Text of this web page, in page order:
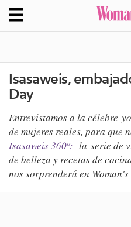
Isasaweis,
Day
Entrevistamos a la célebre
de mujeres reales, para que
Isasaweis 360º: la serie de
de belleza y recetas de
nos sorprenderá en